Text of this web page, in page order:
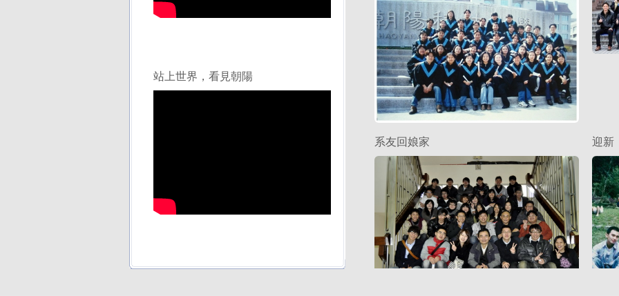
站上世界，看見朝陽
系友回娘家
系友返校接力賽 運動